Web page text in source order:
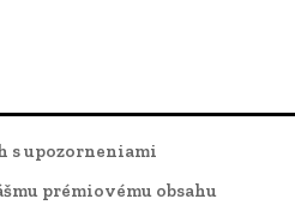
s upozorneniami
prémiovému obsahu